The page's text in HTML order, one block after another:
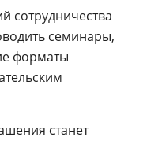
сотрудничества
семинары,
форматы
станет